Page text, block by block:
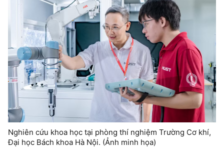
Nghiên cứu khoa học tại phòng thí nghiệm Trường Cơ khí,
Đại học Bách khoa Hà Nội. (Ảnh minh họa)